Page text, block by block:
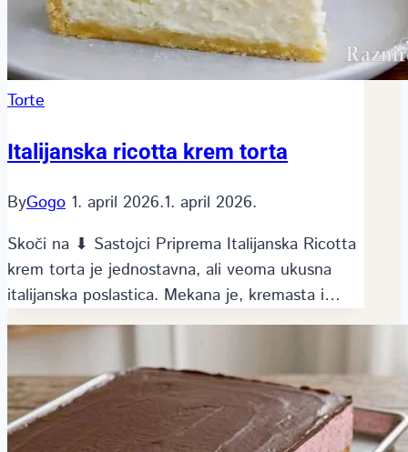
Torte
Italijanska ricotta krem torta
ByGogo 1. april 2026.1. april 2026.
Skoči na ⬇ Sastojci Priprema Italijanska Ricotta
krem torta je jednostavna, ali veoma ukusna
italijanska poslastica. Mekana je, kremasta i…